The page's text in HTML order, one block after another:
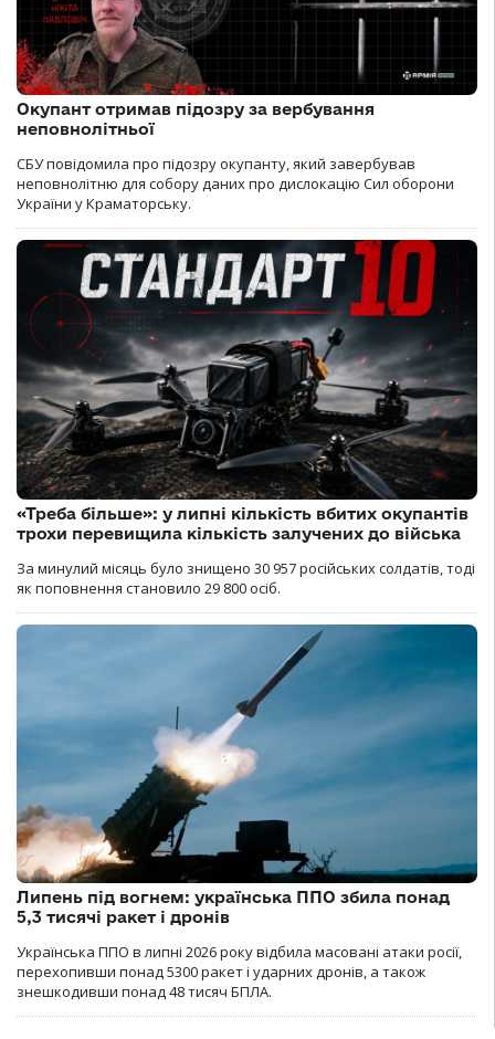
Окупант отримав підозру за вербування
неповнолітньої
СБУ повідомила про підозру окупанту, який завербував
неповнолітню для собору даних про дислокацію Сил оборони
України у Краматорську.
«Треба більше»: у липні кількість вбитих окупантів
трохи перевищила кількість залучених до війська
За минулий місяць було знищено 30 957 російських солдатів, тоді
як поповнення становило 29 800 осіб.
Липень під вогнем: українська ППО збила понад
5,3 тисячі ракет і дронів
Українська ППО в липні 2026 року відбила масовані атаки росії,
перехопивши понад 5300 ракет і ударних дронів, а також
знешкодивши понад 48 тисяч БПЛА.